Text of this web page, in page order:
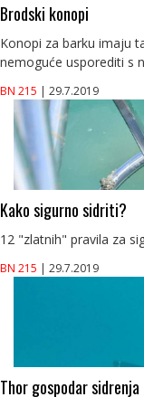
Brodski konopi
Konopi za barku imaju
nemoguće usporediti s
BN 215 | 29.7.2019
Kako sigurno sidriti?
12 "zlatnih" pravila za
BN 215 | 29.7.2019
Thor gospodar sidrenja